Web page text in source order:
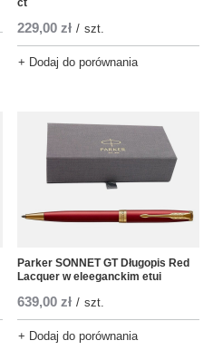
ct
229,00 zł / szt.
+ Dodaj do porównania
Parker SONNET GT Długopis Red
Lacquer w eleeganckim etui
639,00 zł / szt.
+ Dodaj do porównania